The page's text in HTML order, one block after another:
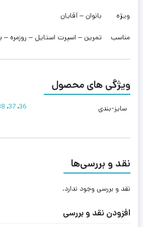
ویژه بانوان – آقایان
مناسب تمرین – اسپرت استایل – روزمره –
ویژگی های محصول
سایز-بندی 36،37،
نقد و بررسی‌ها
نقد و بررسی وجود ندارد.
افزودن نقد و بررسی